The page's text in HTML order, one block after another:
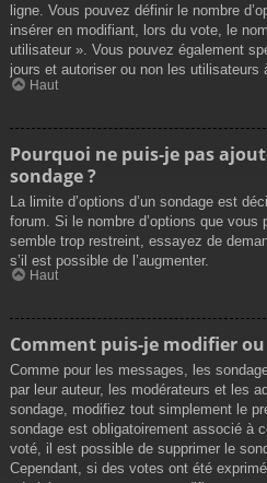
ligne. Vous pouvez définir le nombre
insérer en modifiant, lors du vote, le
utilisateur ». Vous pouvez également
jours et autoriser ou non les utilisateurs
Haut
Pourquoi ne puis-je pas
sondage ?
La limite d’options d’un sondage est
forum. Si le nombre d’options que
semble trop restreint, essayez de
s’il est possible de l’augmenter.
Haut
Comment puis-je modifier
Comme pour les messages, les
par leur auteur, les modérateurs et les
sondage, modifiez tout simplement le
sondage est obligatoirement associé à
voté, il est possible de supprimer le
Cependant, si des votes ont été